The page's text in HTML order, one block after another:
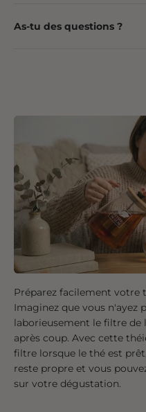
As-tu des questions ?
Préparez facilement votre
Imaginez que vous n'ayez
laborieusement le filtre de
après coup. Avec cette
filtre lorsque le thé est
reste propre et vous
sur votre dégustation.